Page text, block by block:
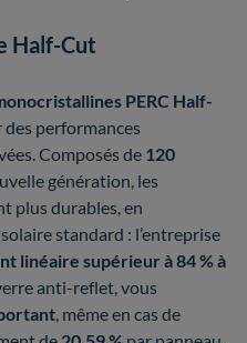
Half-Cut
PERC Half-
performances
Composés de 120
génération, les
plus durables, en
standard : l’entreprise
linéaire supérieur à 84 % à
anti-reflet, vous
, même en cas de